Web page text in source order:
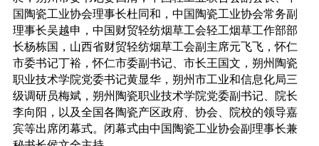
国陶瓷工业协会理事长杜同和，中国陶瓷工业协会常务副
理事长吴越申，中国财贸轻纺烟草工会轻工烟草工作部部
长杨栋国，山西省财贸轻纺烟草工会副主席元飞飞，怀仁
市委书记丁裕，怀仁市委副书记、市长王国文，朔州陶瓷
职业技术学院党委书记黄显华，朔州市工业和信息化局三
级调研员梅斌，朔州陶瓷职业技术学院党委副书记、院长
李向阳，以及全国各陶瓷产区政府、协会、院校的领导嘉
宾等出席闭幕式。闭幕式由中国陶瓷工业协会副理事长兼